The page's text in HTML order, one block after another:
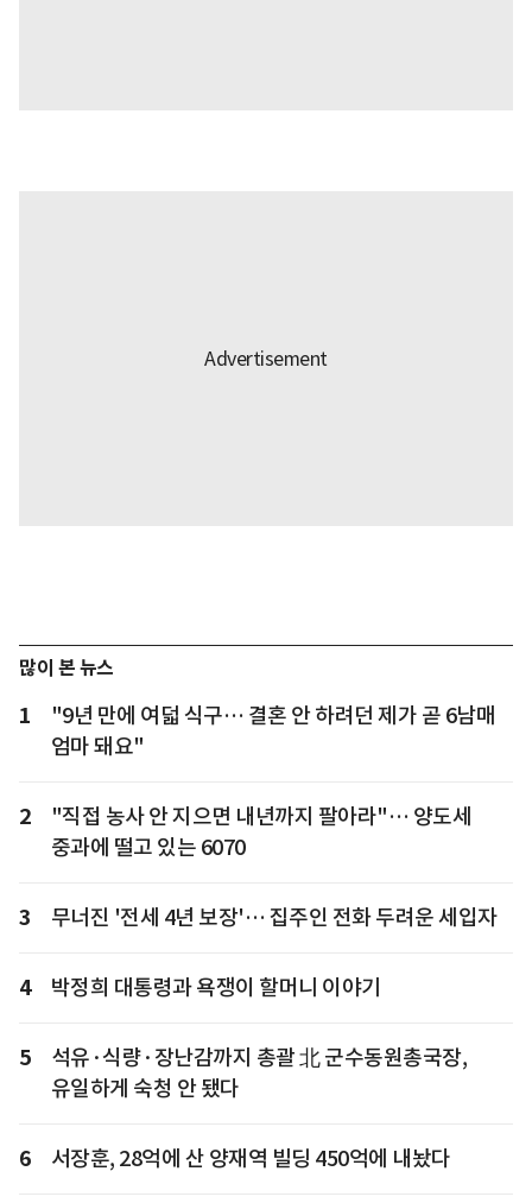
많이 본 뉴스
1
"9년 만에 여덟 식구… 결혼 안 하려던 제가 곧 6남매
엄마 돼요"
2
"직접 농사 안 지으면 내년까지 팔아라"… 양도세
중과에 떨고 있는 6070
3 무너진 '전세 4년 보장'… 집주인 전화 두려운 세입자
4 박정희 대통령과 욕쟁이 할머니 이야기
5
석유·식량·장난감까지 총괄 北 군수동원총국장,
유일하게 숙청 안 됐다
6 서장훈, 28억에 산 양재역 빌딩 450억에 내놨다